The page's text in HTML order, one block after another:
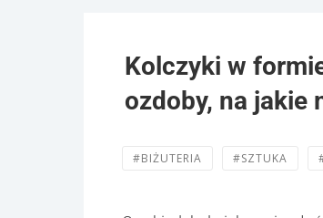
Kolczyki w
ozdoby, na jakie
#BIŻUTERIA #SZTUKA